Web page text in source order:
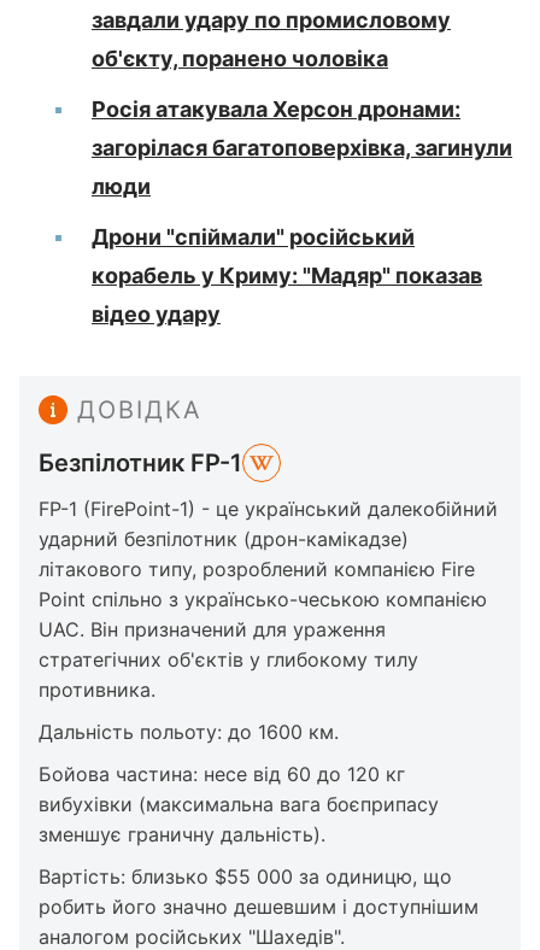
завдали удару по промисловому
об'єкту, поранено чоловіка
Росія атакувала Херсон дронами:
загорілася багатоповерхівка, загинули
люди
Дрони "спіймали" російський
корабель у Криму: "Мадяр" показав
відео удару
ДОВІДКА
Безпілотник FP-1
FP-1 (FirePoint-1) - це український далекобійний
ударний безпілотник (дрон-камікадзе)
літакового типу, розроблений компанією Fire
Point спільно з українсько-чеською компанією
UAC. Він призначений для ураження
стратегічних об'єктів у глибокому тилу
противника.
Дальність польоту: до 1600 км.
Бойова частина: несе від 60 до 120 кг
вибухівки (максимальна вага боєприпасу
зменшує граничну дальність).
Вартість: близько $55 000 за одиницю, що
робить його значно дешевшим і доступнішим
аналогом російських "Шахедів".